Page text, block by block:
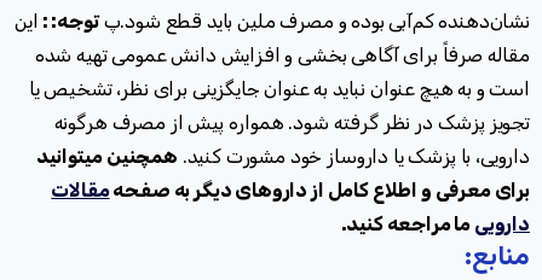
نشان‌دهنده کم‌آبی بوده و مصرف ملین باید قطع شود.پ توجه: : این
مقاله صرفاً برای آگاهی بخشی و افزایش دانش عمومی تهیه شده
است و به هیچ عنوان نباید به عنوان جایگزینی برای نظر، تشخیص یا
تجویز پزشک در نظر گرفته شود. همواره پیش از مصرف هرگونه
دارویی، با پزشک یا داروساز خود مشورت کنید. همچنین میتوانید
برای معرفی و اطلاع کامل از داروهای دیگر به صفحهمقالات
دارویی ما مراجعه کنید.
منابع: